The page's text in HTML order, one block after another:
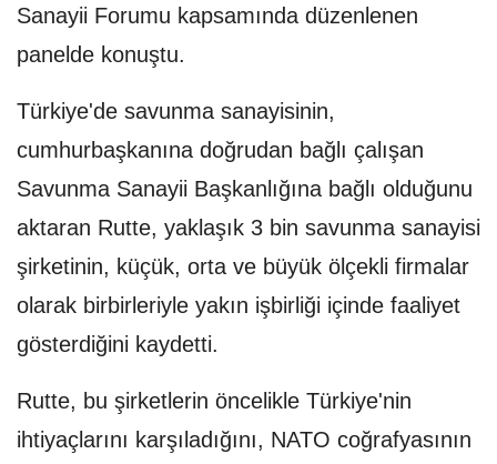
Sanayii Forumu kapsamında düzenlenen
panelde konuştu.
Türkiye'de savunma sanayisinin,
cumhurbaşkanına doğrudan bağlı çalışan
Savunma Sanayii Başkanlığına bağlı olduğunu
aktaran Rutte, yaklaşık 3 bin savunma sanayisi
şirketinin, küçük, orta ve büyük ölçekli firmalar
olarak birbirleriyle yakın işbirliği içinde faaliyet
gösterdiğini kaydetti.
Rutte, bu şirketlerin öncelikle Türkiye'nin
ihtiyaçlarını karşıladığını, NATO coğrafyasının